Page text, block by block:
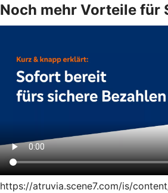
Noch mehr Vorteile für
https://atruvia.scene7.com/is/